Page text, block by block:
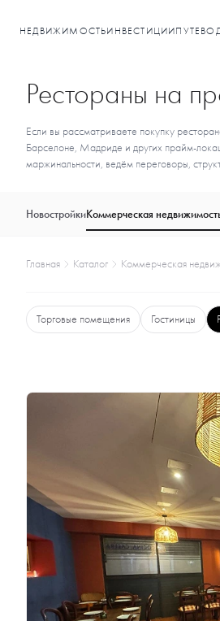
НЕДВИЖИМОСТЬИНВЕСТИЦИИ
Рестораны на
Если вы рассматриваете покупку
Барселоне, Мадриде и других прайм-
маржинальности, ведём переговоры,
НовостройкиКоммерческая
Главная Каталог Коммерческая
Торговые помещения Гостиницы